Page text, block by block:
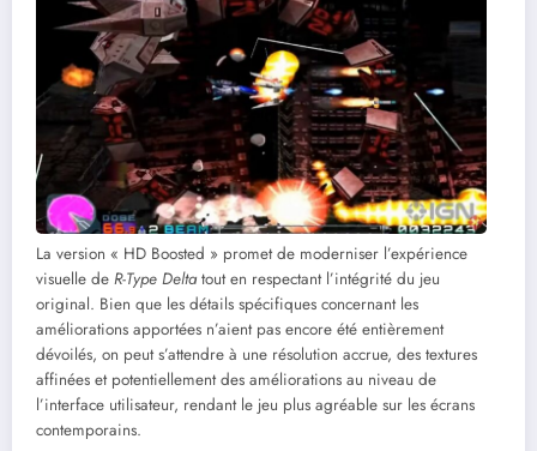
La version « HD Boosted » promet de moderniser l’expérience
visuelle de R-Type Deltatout en respectant l’intégrité du jeu
original. Bien que les détails spécifiques concernant les
améliorations apportées n’aient pas encore été entièrement
dévoilés, on peut s’attendre à une résolution accrue, des textures
affinées et potentiellement des améliorations au niveau de
l’interface utilisateur, rendant le jeu plus agréable sur les écrans
contemporains.